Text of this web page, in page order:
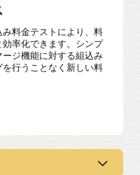
料金テストにより、料
率化できます。シンプ
ジ機能に対する組込み
行うことなく新しい料